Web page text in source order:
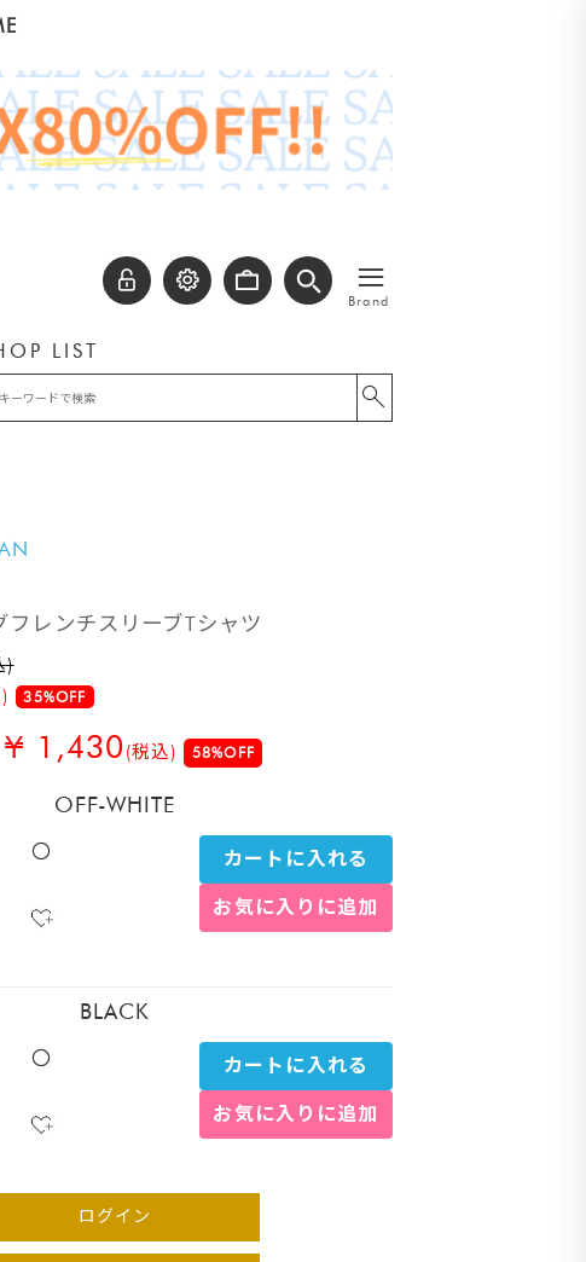
≡
Brand
LIST
フレンチスリーブTシャツ
)
35%OFF
¥ 1,430(税込) 58%OFF
OFF-WHITE
〇 カートに入れる
お気に入りに追加
BLACK
〇 カートに入れる
お気に入りに追加
ログイン